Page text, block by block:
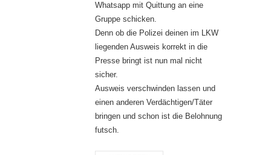
Whatsapp mit Quittung an eine
Gruppe schicken.
Denn ob die Polizei deinen im LKW
liegenden Ausweis korrekt in die
Presse bringt ist nun mal nicht
sicher.
Ausweis verschwinden lassen und
einen anderen Verdächtigen/Täter
bringen und schon ist die Belohnung
futsch.